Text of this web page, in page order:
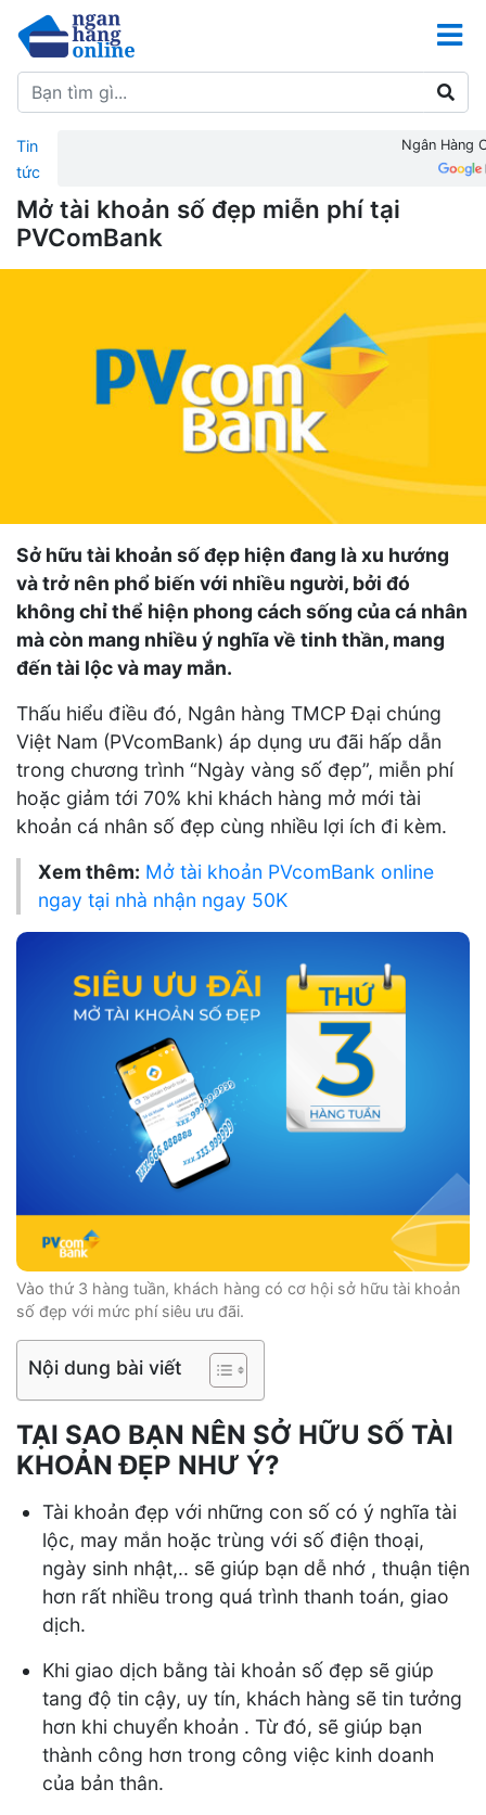
Tin
tức
Ngân Hàng
Mở tài khoản số đẹp miễn phí tại
PVComBank
Sở hữu tài khoản số đẹp hiện đang là xu hướng
và trở nên phổ biến với nhiều người, bởi đó
không chỉ thể hiện phong cách sống của cá nhân
mà còn mang nhiều ý nghĩa về tinh thần, mang
đến tài lộc và may mắn.
Thấu hiểu điều đó, Ngân hàng TMCP Đại chúng
Việt Nam (PVcomBank) áp dụng ưu đãi hấp dẫn
trong chương trình “Ngày vàng số đẹp”, miễn phí
hoặc giảm tới 70% khi khách hàng mở mới tài
khoản cá nhân số đẹp cùng nhiều lợi ích đi kèm.
Xem thêm: Mở tài khoản PVcomBank online
ngay tại nhà nhận ngay 50K
Vào thứ 3 hàng tuần, khách hàng có cơ hội sở hữu tài khoản
số đẹp với mức phí siêu ưu đãi.
Nội dung bài viết
TẠI SAO BẠN NÊN SỞ HỮU SỐ TÀI
KHOẢN ĐẸP NHƯ Ý?
Tài khoản đẹp với những con số có ý nghĩa tài
lộc, may mắn hoặc trùng với số điện thoại,
ngày sinh nhật,.. sẽ giúp bạn dễ nhớ , thuận tiện
hơn rất nhiều trong quá trình thanh toán, giao
dịch.
Khi giao dịch bằng tài khoản số đẹp sẽ giúp
tang độ tin cậy, uy tín, khách hàng sẽ tin tưởng
hơn khi chuyển khoản . Từ đó, sẽ giúp bạn
thành công hơn trong công việc kinh doanh
của bản thân.